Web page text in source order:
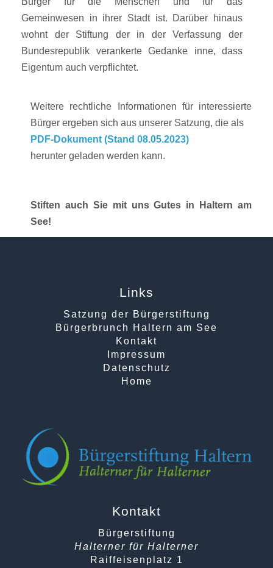
Gemeinwesen in ihrer Stadt ist. Darüber hinaus
wohnt der Stiftung der in der Verfassung der
Bundesrepublik verankerte Gedanke inne, dass
Eigentum auch verpflichtet.
Weitere rechtliche Informationen für interessierte
Bürger ergeben sich aus unserer Satzung, die als
PDF-Dokument (Stand 08.05.2023)
herunter geladen werden kann.
Stiften auch Sie mit uns Gutes in Haltern am
See!
Links
Satzung der Bürgerstiftung
Bürgerbrunch Haltern am See
Kontakt
Impressum
Datenschutz
Home
Kontakt
Bürgerstiftung
Halterner für Halterner
Raiffeisenplatz 1